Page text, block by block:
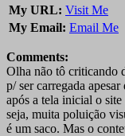
My URL: Visit Me
My Email: Email Me
Comments:
Olha não tô criticando
p/ ser carregada
após a tela inicial o
seja, muita poluição
é um saco. Mas o